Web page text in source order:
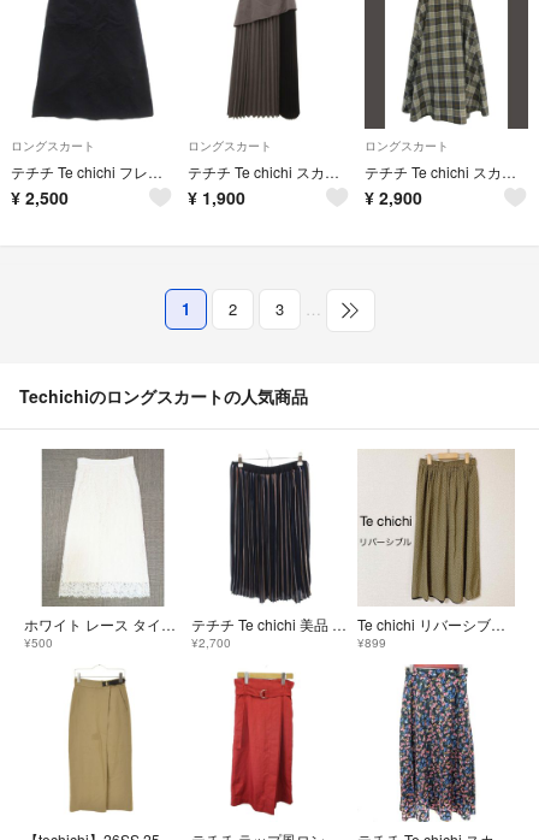
ロングスカート
テチチ Te chichi フレアスカート M ネイビー ミディ丈 /MG
¥ 2,500
ロングスカート
テチチ Te chichi スカート プリーツ マキシ ロング F グレー 黒
¥ 1,900
ロングスカート
テチチ Te chichi スカート ロング チェック M グレー
¥ 2,900
1 2 3 …
Techichiのロングスカートの人気商品
ホワイト レース タイトスカート Techichi レディース ロング 夏 春
¥500
テチチ Te chichi 美品 プリーツスカート M マルチカラー
¥2,700
Te chichi リバーシブル ドット柄フレアロングスカート フリーサイズ
¥899